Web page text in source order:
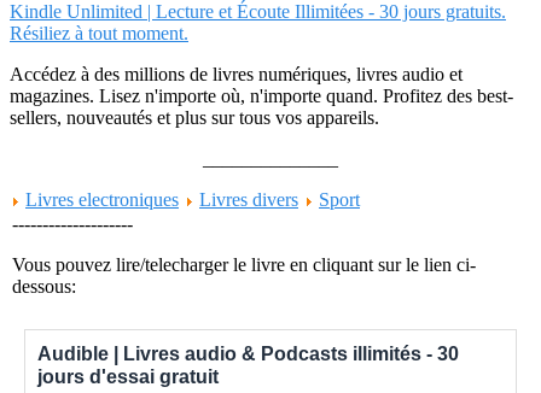
Kindle Unlimited | Lecture et Écoute Illimitées - 30 jours gratuits.
Résiliez à tout moment.
Accédez à des millions de livres numériques, livres audio et
magazines. Lisez n'importe où, n'importe quand. Profitez des best-
sellers, nouveautés et plus sur tous vos appareils.
Livres electroniques
Livres divers
Sport
--------------------
Vous pouvez lire/telecharger le livre en cliquant sur le lien ci-
dessous:
Audible | Livres audio & Podcasts illimités - 30
jours d'essai gratuit